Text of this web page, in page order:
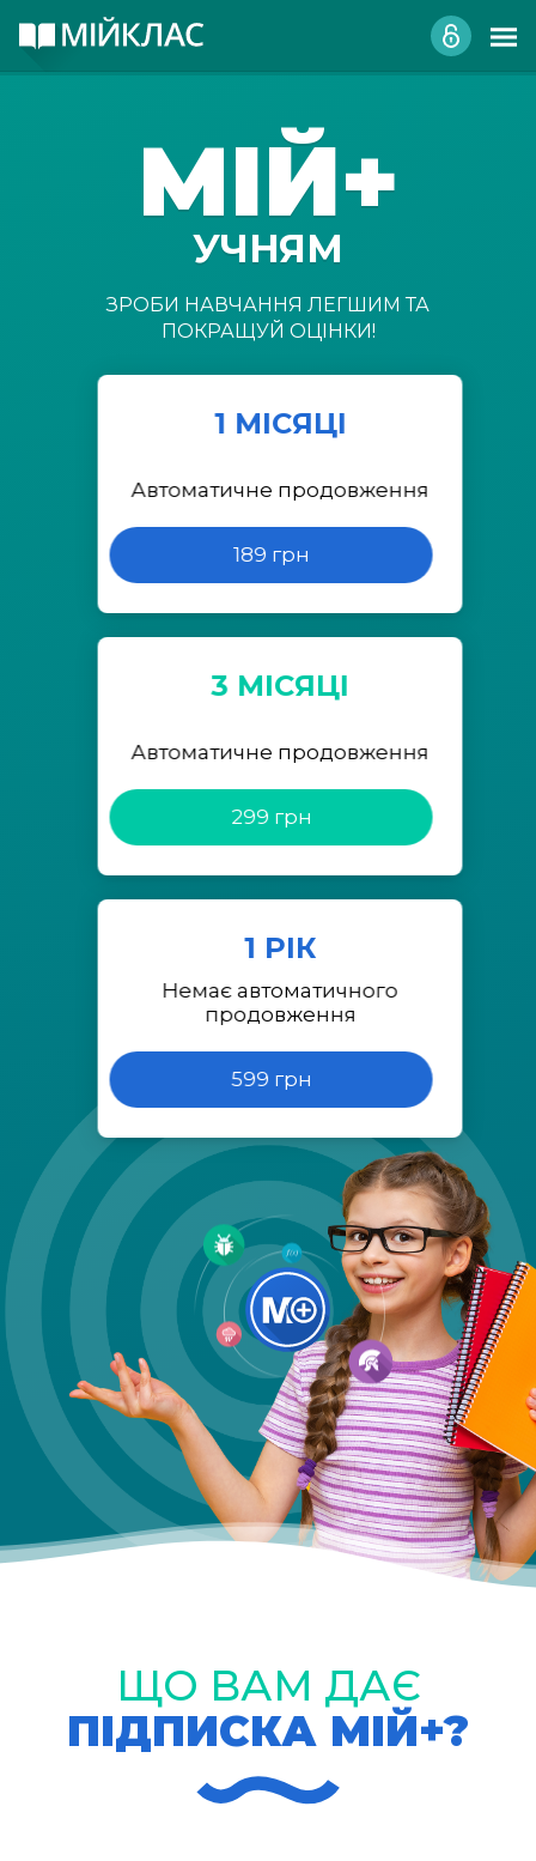
МІЙ+
УЧНЯМ
ЗРОБИ НАВЧАННЯ ЛЕГШИМ ТА
ПОКРАЩУЙ ОЦІНКИ!
1 МІСЯЦІ
Автоматичне продовження
189 грн
3 МІСЯЦІ
Автоматичне продовження
299 грн
1 РІК
Немає автоматичного
продовження
599 грн
ЩО ВАМ ДАЄ
ПІДПИСКА МІЙ+?